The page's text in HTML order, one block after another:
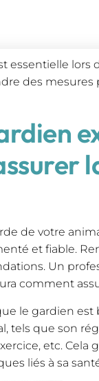
essentielle lors
des
de votre
et fiable.
Un
comment
le gardien est
tels que son
etc. Cela
liés à sa